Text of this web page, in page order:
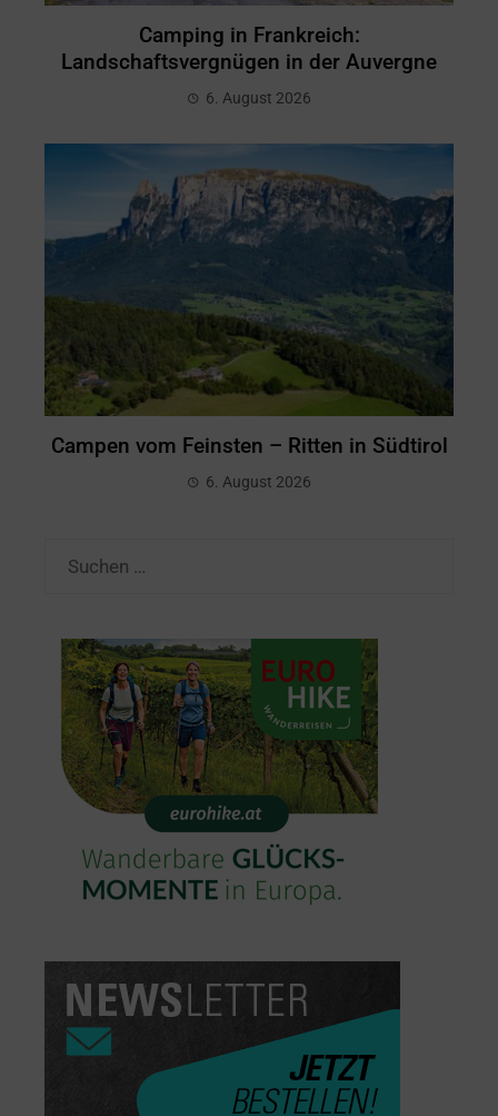
Camping in Frankreich:
Landschaftsvergnügen in der Auvergne
6. August 2026
Campen vom Feinsten – Ritten in Südtirol
6. August 2026